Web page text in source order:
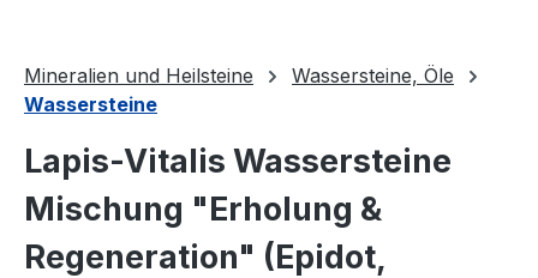
Mineralien und Heilsteine
Wassersteine, Öle
Wassersteine
Lapis-Vitalis Wassersteine
Mischung "Erholung &
Regeneration" (Epidot,